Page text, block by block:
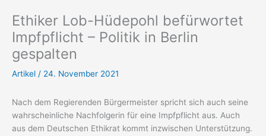
Ethiker Lob-Hüdepohl befürwortet
Impfpflicht – Politik in Berlin
gespalten
Artikel / 24. November 2021
Nach dem Regierenden Bürgermeister spricht sich auch seine
wahrscheinliche Nachfolgerin für eine Impfpflicht aus. Auch
aus dem Deutschen Ethikrat kommt inzwischen Unterstützung.